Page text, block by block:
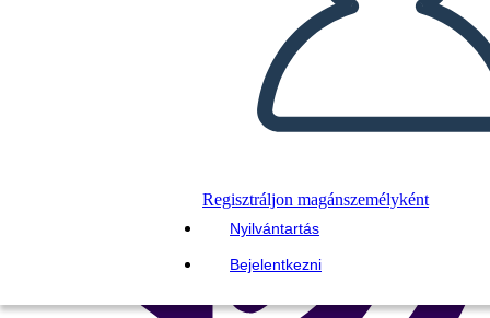
Regisztráljon magánszemélyként
Nyilvántartás
Bejelentkezni